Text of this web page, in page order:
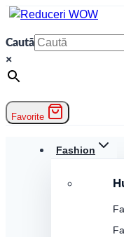
Skip
content
Caută
×
Favorite
Fashion